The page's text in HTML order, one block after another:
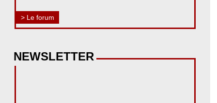
> Le forum
NEWSLETTER